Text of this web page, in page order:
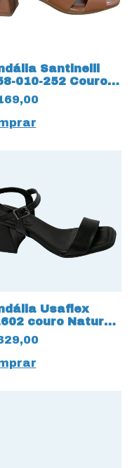
Santinelli
010-252 Couro
Usaflex
couro Natural
salto bloco Preto